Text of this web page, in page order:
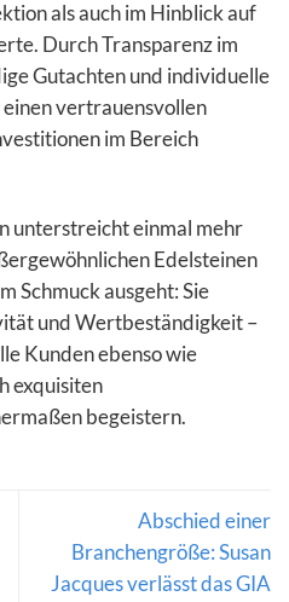
als auch im Hinblick auf
Durch Transparenz im
Gutachten und individuelle
vertrauensvollen
im Bereich
unterstreicht einmal mehr
Edelsteinen
Schmuck ausgeht: Sie
und Wertbeständigkeit –
Kunden ebenso wie
exquisiten
begeistern.
Abschied einer
Branchengröße: Susan
Jacques verlässt das GIA